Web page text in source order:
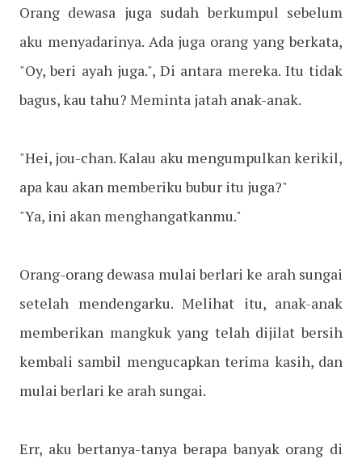
Orang dewasa juga sudah berkumpul sebelum
aku menyadarinya. Ada juga orang yang berkata,
"Oy, beri ayah juga.", Di antara mereka. Itu tidak
bagus, kau tahu? Meminta jatah anak-anak.
"Hei, jou-chan. Kalau aku mengumpulkan kerikil,
apa kau akan memberiku bubur itu juga?"
"Ya, ini akan menghangatkanmu."
Orang-orang dewasa mulai berlari ke arah sungai
setelah mendengarku. Melihat itu, anak-anak
memberikan mangkuk yang telah dijilat bersih
kembali sambil mengucapkan terima kasih, dan
mulai berlari ke arah sungai.
Err, aku bertanya-tanya berapa banyak orang di